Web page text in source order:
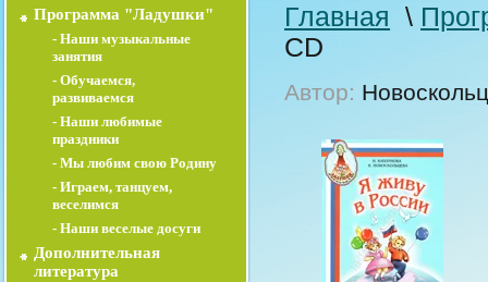
Программа "Ладушки"
- Наши музыкальные
занятия
- Обучаемся,
развиваемся
- Наши любимые
праздники
- Мы любим свою Родину
- Играем, танцуем,
веселимся
- Наши веселые досуги
Дополнительная
литература
Главная \
CD
Автор: